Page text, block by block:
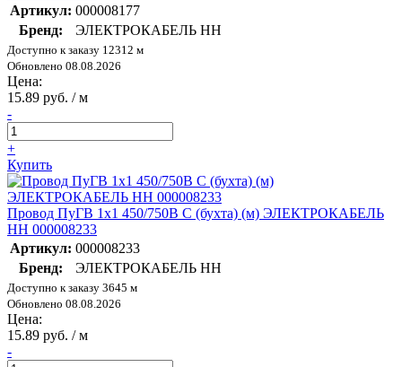
Артикул: 000008177
Бренд:
ЭЛЕКТРОКАБЕЛЬ НН
Доступно к заказу 12312 м
Обновлено 08.08.2026
Цена:
15.89 руб. / м
-
+
Купить
Провод ПуГВ 1х1 450/750В С (бухта) (м) ЭЛЕКТРОКАБЕЛЬ
НН 000008233
Артикул: 000008233
Бренд:
ЭЛЕКТРОКАБЕЛЬ НН
Доступно к заказу 3645 м
Обновлено 08.08.2026
Цена:
15.89 руб. / м
-